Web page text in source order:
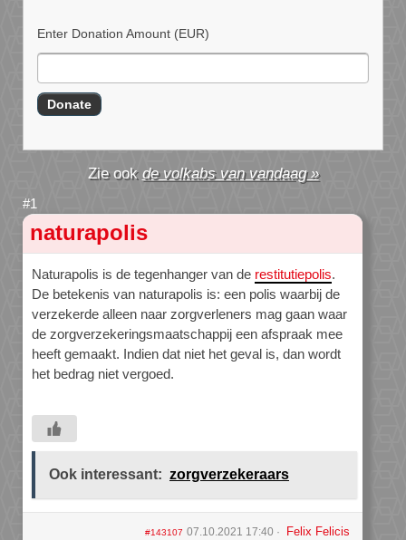
Enter Donation Amount (EUR)
de volkabs van vandaag »
naturapolis
Naturapolis is de tegenhanger van de restitutiepolis.
De betekenis van naturapolis is: een polis waarbij de
verzekerde alleen naar zorgverleners mag gaan waar
de zorgverzekeringsmaatschappij een afspraak mee
heeft gemaakt. Indien dat niet het geval is, dan wordt
het bedrag niet vergoed.
Ook interessant: zorgverzekeraars
#143107 07.10.2021 17:40 Felix Felicis